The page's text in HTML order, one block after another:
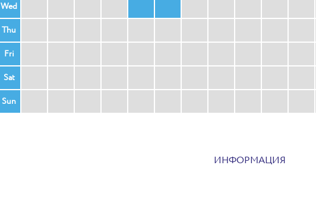
Wed
Thu
Fri
Sat
Sun
ИНФОРМАЦИЯ